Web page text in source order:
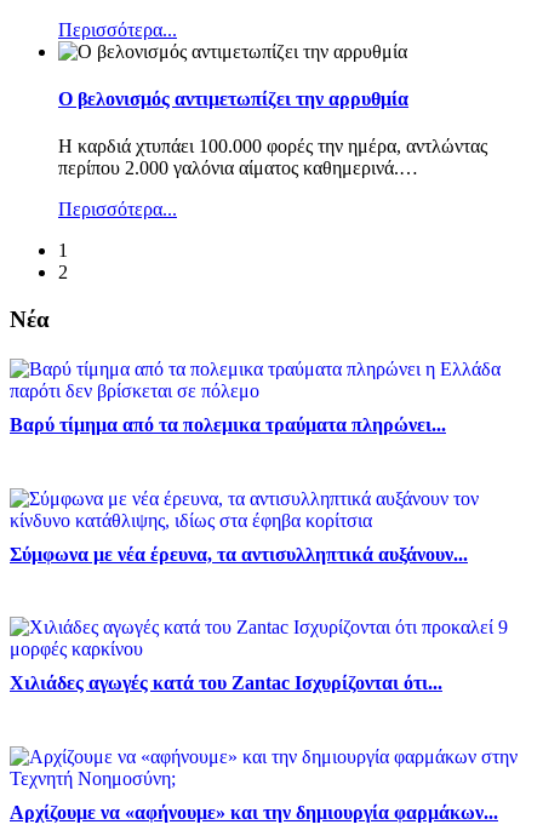
Περισσότερα...
Ο βελονισμός αντιμετωπίζει την αρρυθμία
Η καρδιά χτυπάει 100.000 φορές την ημέρα, αντλώντας
περίπου 2.000 γαλόνια αίματος καθημερινά.…
Περισσότερα...
1
2
Νέα
Βαρύ τίμημα από τα πολεμικα τραύματα πληρώνει...
Σύμφωνα με νέα έρευνα, τα αντισυλληπτικά αυξάνουν...
Χιλιάδες αγωγές κατά του Zantac Ισχυρίζονται ότι...
Αρχίζουμε να «αφήνουμε» και την δημιουργία φαρμάκων...